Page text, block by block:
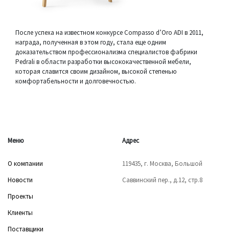
После успеха на известном конкурсе Compasso d’Oro ADI в 2011,
награда, полученная в этом году, стала еще одним
доказательством профессионализма специалистов фабрики
Pedrali в области разработки высококачественной мебели,
которая славится своим дизайном, высокой степенью
комфортабельности и долговечностью.
Меню
О компании
Новости
Проекты
Клиенты
Поставщики
Адрес
119435, г. Москва, Большой
Саввинский пер., д.12, стр.8